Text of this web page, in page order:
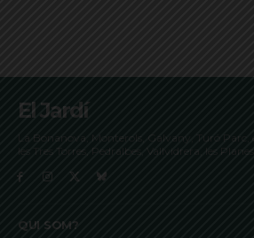
El Jardí
La Bonanova, Monterols, Galvany, Turó Parc,
les Tres Torres, Pedralbes, Vallvidrera, les
QUI SOM?